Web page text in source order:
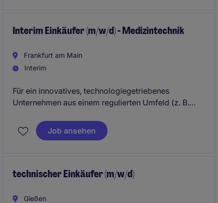
Interim Einkäufer (m/w/d) - Medizintechnik
Frankfurt am Main
Interim
Für ein innovatives, technologiegetriebenes
Unternehmen aus einem regulierten Umfeld (z. B.
erfahrener Interim Einkäufer für elektronische
Komponenten
Job ansehen
technischer Einkäufer (m/w/d)
Gießen